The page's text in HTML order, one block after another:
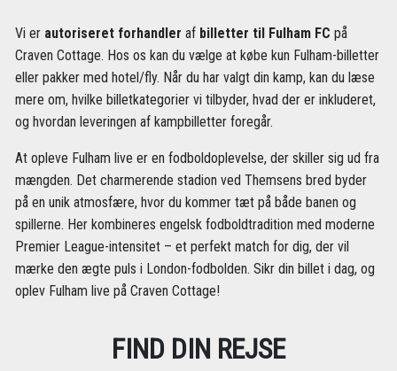
Vi er autoriseret forhandler af billetter til Fulham FC på
Craven Cottage. Hos os kan du vælge at købe kun Fulham-billetter
eller pakker med hotel/fly. Når du har valgt din kamp, kan du læse
mere om, hvilke billetkategorier vi tilbyder, hvad der er inkluderet,
og hvordan leveringen af kampbilletter foregår.
At opleve Fulham live er en fodboldoplevelse, der skiller sig ud fra
mængden. Det charmerende stadion ved Themsens bred byder
på en unik atmosfære, hvor du kommer tæt på både banen og
spillerne. Her kombineres engelsk fodboldtradition med moderne
Premier League-intensitet – et perfekt match for dig, der vil
mærke den ægte puls i London-fodbolden. Sikr din billet i dag, og
oplev Fulham live på Craven Cottage!